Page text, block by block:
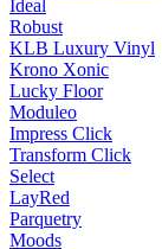
Ideal
Robust
KLB Luxury Vinyl
Krono Xonic
Lucky Floor
Moduleo
Impress Click
Transform Click
Select
LayRed
Parquetry
Moods